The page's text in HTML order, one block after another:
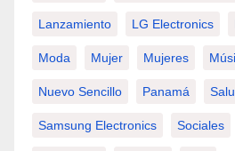
Lanzamiento LG Electronics
Moda Mujer Mujeres
Nuevo Sencillo Panamá
Samsung Electronics Sociales